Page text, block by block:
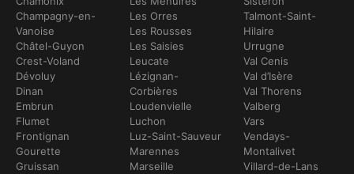
Champagny-en-
Vanoise
Châtel-Guyon
Crest-Voland
Dévoluy
Dinan
Embrun
Flumet
Frontignan
Gourette
Gruissan
Les Orres
Les Rousses
Les Saisies
Leucate
Lézignan-
Corbières
Loudenvielle
Luchon
Luz-Saint-Sauveur
Marennes
Marseille
Talmont-Saint-
Hilaire
Urrugne
Val Cenis
Val d’Isère
Val Thorens
Valberg
Vars
Vendays-
Montalivet
Villard-de-Lans